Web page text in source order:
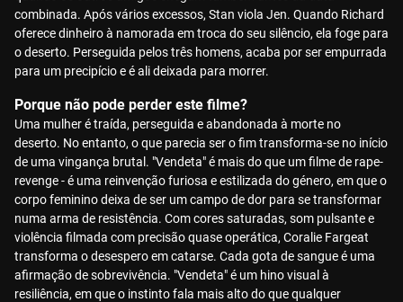
combinada. Após vários excessos, Stan viola Jen. Quando Richard
oferece dinheiro à namorada em troca do seu silêncio, ela foge para
o deserto. Perseguida pelos três homens, acaba por ser empurrada
para um precipício e é ali deixada para morrer.
Porque não pode perder este filme?
Uma mulher é traída, perseguida e abandonada à morte no
deserto. No entanto, o que parecia ser o fim transforma-se no início
de uma vingança brutal. "Vendeta" é mais do que um filme de rape-
revenge - é uma reinvenção furiosa e estilizada do género, em que o
corpo feminino deixa de ser um campo de dor para se transformar
numa arma de resistência. Com cores saturadas, som pulsante e
violência filmada com precisão quase operática, Coralie Fargeat
transforma o desespero em catarse. Cada gota de sangue é uma
afirmação de sobrevivência. "Vendeta" é um hino visual à
resiliência, em que o instinto fala mais alto do que qualquer